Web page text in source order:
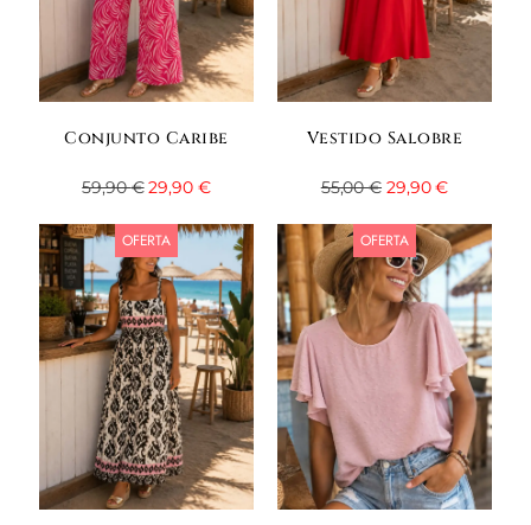
Conjunto Caribe
59,90€ 29,90 €
Vestido Salobre
55,00€ 29,90€
OFERTA OFERTA